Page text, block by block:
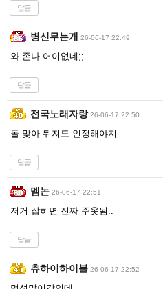
답글
병신무는개 26-06-17 22:49
와 존나 어이없네;;
답글
전국노래자랑 26-06-17 22:50
돌 맞아 뒤져도 인정해야지
답글
멤논 26-06-17 22:51
저거 잡히면 진짜 주옷됨..
답글
츄하이하이볼 26-06-17 22:52